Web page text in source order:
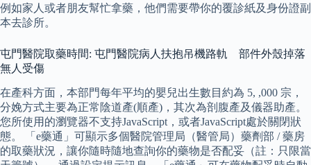
例如家人或者朋友幫忙拿藥，他們需要帶你的覆診紙及身份證副
本去診所。
屯門醫院取藥時間: 屯門醫院病人扶抱吊機路軌 部件外殼掉落
無人受傷
在產科方面，本部門每年平均的嬰兒出生數目約為 5, ,000 宗，
分娩方式主要為正常陰道產(順產)，其次為剖腹產及儀器助產。
您所使用的瀏覽器不支持JavaScript，或者JavaScript處於關閉狀
態。 「e藥通」可顯示多個醫院管理局（醫管局）藥劑部 / 藥房
的取藥狀況，讓你隨時隨地查詢你的藥物是否配妥（註：只限當